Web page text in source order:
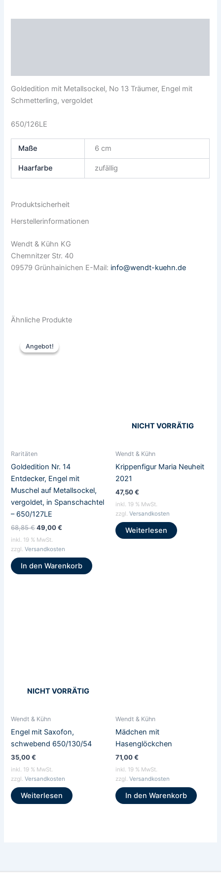
Goldedition mit Metallsockel, No 13 Träumer, Engel mit
Schmetterling, vergoldet
650/126LE
Maße 6 cm
Haarfarbe zufällig
Produktsicherheit
Herstellerinformationen
Wendt & Kühn KG
Chemnitzer Str. 40
09579 Grünhainichen E-Mail: info@wendt-kuehn.de
Ähnliche Produkte
Angebot!
Angebot!
Raritäten
Goldedition Nr. 14
Entdecker, Engel mit
Muschel auf Metallsockel,
vergoldet, in Spanschachtel
– 650/127LE
68,85€
Preis
war:
49,00€
inkl. 19 % MwSt.
zzgl.Versandkosten
In den Warenkorb
NICHT VORRÄTIG
Wendt & Kühn
Krippenfigur Maria Neuheit
2021
47,50€
inkl. 19 % MwSt.
zzgl. Versandkosten
Weiterlesen
NICHT VORRÄTIG
Wendt & Kühn
Engel mit Saxofon,
schwebend 650/130/54
35,00€
inkl. 19 % MwSt.
zzgl.Versandkosten
Weiterlesen
Wendt & Kühn
Mädchen mit
Hasenglöckchen
71,00€
inkl. 19 % MwSt.
zzgl. Versandkosten
In den Warenkorb